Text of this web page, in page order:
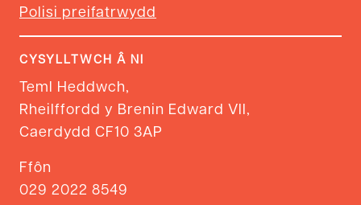
Polisi preifatrwydd
CYSYLLTWCH Â NI
Teml Heddwch,
Rheilffordd y Brenin Edward VII,
Caerdydd CF10 3AP
Ffôn
029 2022 8549